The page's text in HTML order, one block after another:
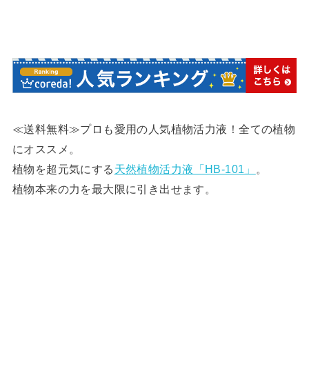
≪送料無料≫プロも愛用の人気植物活力液！全ての植物
にオススメ。
植物を超元気にする 天然植物活力液「HB-101」
。
植物本来の力を最大限に引き出せます。